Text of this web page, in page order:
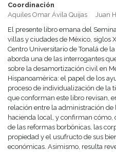
Coordinación
Aquiles Omar Ávila Quijas
Juan
El presente libro emana del
villas y ciudades de México, siglos
Centro Universitario de Tonalá de
aborda una de las interrogantes
sobre la desamortización civil en
Hispanoamérica: el papel de los
proceso de individualización de la
que conforman este libro revisan,
relación entre la administración
hacienda local, y confirman cómo,
de las reformas borbónicas, las
propiedad y el usufructo de sus
económicas. Asimismo, resulta